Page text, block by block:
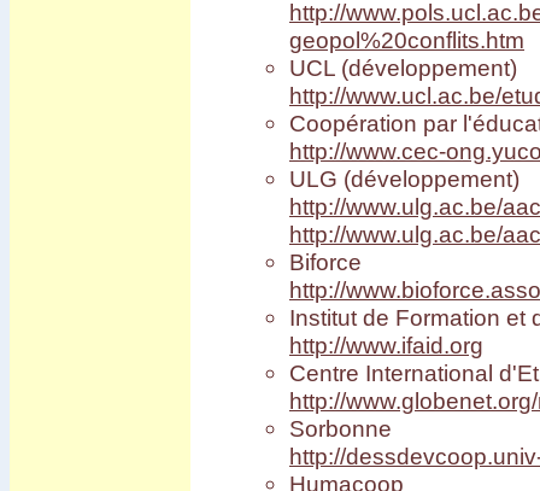
http://
geopol%20conflits.htm
UCL (développement)
http://www.ucl.ac.be/
Coopération par
http://www.cec-
ULG (développement)
http://www.ulg.ac.be/
http://www.ulg.ac.be/
Biforce
http://
Institut de Formation et
http://www.ifaid.org
Centre International
http://
Sorbonne
http://
Humacoop